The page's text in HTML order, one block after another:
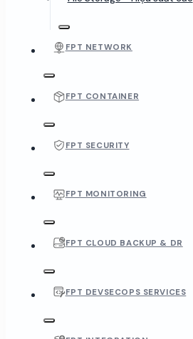
FPT NETWORK
FPT CONTAINER
FPT SECURITY
FPT MONITORING
FPT CLOUD BACKUP & DR
FPT DEVSECOPS SERVICES